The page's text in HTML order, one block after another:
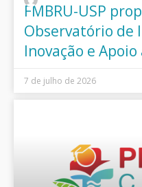
FMBRU-USP
Observatório de
Inovação e
7 de julho de 2026